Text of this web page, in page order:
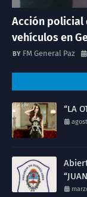
Acción policial
vehículos en
FM General Paz
“LA